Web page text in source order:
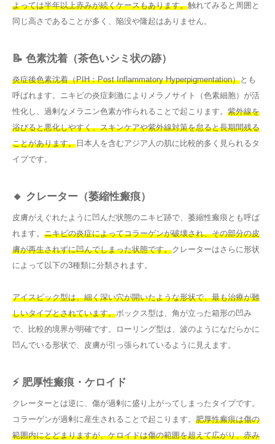
よっては半年以上赤みが続くケースもあります。触れてみると周囲と
同じ高さであることが多く、陥没や隆起はありません。
📝 色素沈着（茶色いシミ状の跡）
炎症後色素沈着（PIH：Post Inflammatory Hyperpigmentation）とも
呼ばれます。ニキビの炎症刺激によりメラノサイト（色素細胞）が活
性化し、過剰なメラニン色素が作られることで起こります。 紫外線を
浴びると悪化しやすく、スキンケアや紫外線対策を怠ると長期間残る
ことがあります。 日本人を含むアジア人の肌に比較的多く見られるタ
イプです。
🔸 クレーター（萎縮性瘢痕）
皮膚がえぐれたように凹んだ状態のニキビ跡で、萎縮性瘢痕とも呼ば
れます。 ニキビの炎症によってコラーゲンが破壊され、その部分の皮
膚が再生されずに凹んでしまった状態です。クレーターはさらに形状
によって以下の3種類に分類されます。
アイスピック型は、細く深い穴が開いたような形状で、最も治療が難
しいタイプとされています。ボックス型は、角が立った箱形の凹み
で、比較的境界が明確です。ローリング型は、波のようになだらかに
凹んでいる形状で、皮膚が引っ張られているように見えます。
⚡ 肥厚性瘢痕・ケロイド
クレーターとは逆に、傷が過剰に盛り上がってしまったタイプです。
コラーゲンが過剰に産生されることで起こります。 肥厚性瘢痕は傷の
範囲内にとどまりますが、ケロイドは傷の範囲を超えて広がり、赤み